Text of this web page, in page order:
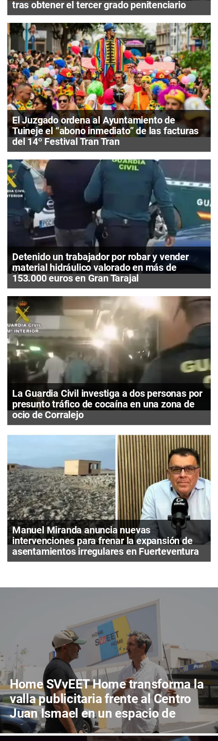
tras obtener el tercer grado penitenciario
El Juzgado ordena al Ayuntamiento de
Tuineje el “abono inmediato” de las facturas
del 14º Festival Tran Tran
Detenido un trabajador por robar y vender
material hidráulico valorado en más de
153.000 euros en Gran Tarajal
La Guardia Civil investiga a dos personas por
presunto tráfico de cocaína en una zona de
ocio de Corralejo
Manuel Miranda anuncia nuevas
intervenciones para frenar la expansión de
asentamientos irregulares en Fuerteventura
Home SVvEET Home transforma la
valla publicitaria frente al Centro
Juan Ismael en un espacio de
reflexión sobre el futuro de